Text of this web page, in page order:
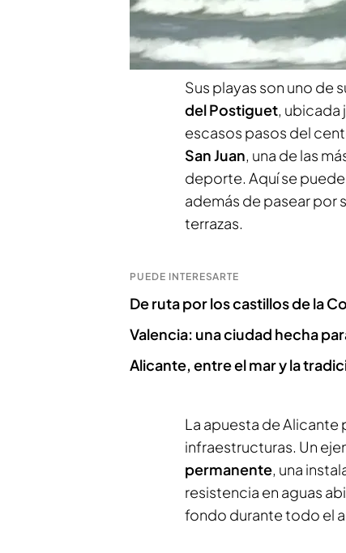
convierte en un
al aire libre.
Sus playas son uno de
del Postiguet, ubicada
escasos pasos del
San Juan, una de las
deporte. Aquí se
además de pasear por
terrazas.
PUEDE INTERESARTE
De ruta por los castillos de la
Valencia: una ciudad hecha
Alicante, entre el mar y la
La apuesta de Alicante
infraestructuras. Un
permanente, una
resistencia en aguas
fondo durante todo el